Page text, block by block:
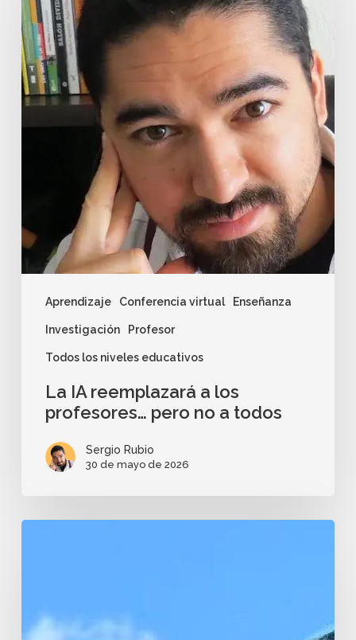
Aprendizaje Conferencia virtual Enseñanza
Investigación Profesor
Todos los niveles educativos
La IA reemplazará a los
profesores… pero no a todos
Sergio Rubio
30 de mayo de 2026